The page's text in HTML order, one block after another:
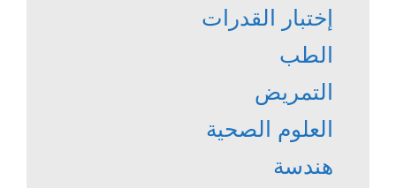
إختبار القدرات
الطب
التمريض
العلوم الصحية
هندسة